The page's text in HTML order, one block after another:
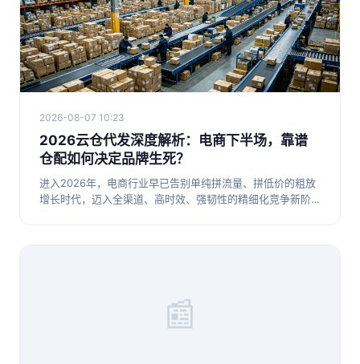
2026-08-07 10:23
2026云仓代发深度解析：电商下半场，靠谱
仓配如何决定品牌生死？
进入2026年，电商行业早已告别单纯拼流量、拼低价的粗放
增长时代，迈入全渠道、高时效、强韧性的精细化竞争新阶
📰